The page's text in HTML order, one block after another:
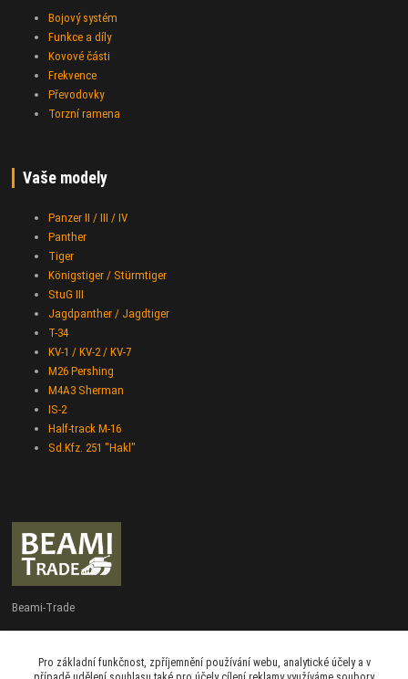
Bojový systém
Funkce a díly
Kovové části
Frekvence
Převodovky
Torzní ramena
Vaše modely
Panzer II / III / IV
Panther
Tiger
Königstiger / Stürmtiger
StuG III
Jagdpanther / Jagdtiger
T-34
KV-1 / KV-2 / KV-7
M26 Pershing
M4A3 Sherman
IS-2
Half-track M-16
Sd.Kfz. 251 "Hakl"
Beami-Trade
+420 775 427 778
Po - Pá 9:00 - 16:00
Pro základní funkčnost, zpříjemnění používání webu, analytické účely a v